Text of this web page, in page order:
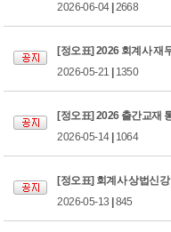
2026-06-04 2668
2026-05-21
1350
2026-05-14 1064
2026-05-13 845